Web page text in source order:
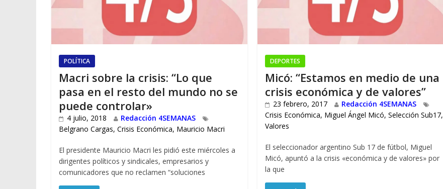
POLÍTICA
Macri sobre la crisis: “Lo que
pasa en el resto del mundo no se
puede controlar»
4 julio, 2018
Redacción 4SEMANAS
Belgrano Cargas, Crisis Económica, Mauricio Macri
El presidente Mauricio Macri les pidió este miércoles a
dirigentes políticos y sindicales, empresarios y
comunicadores que no reclamen “soluciones
DEPORTES
Micó: “Estamos en medio de una
crisis económica y de valores”
23 febrero, 2017
Redacción 4SEMANAS
Crisis Económica, Miguel Ángel Micó,Selección Sub17,
Valores
El seleccionador argentino Sub 17 de fútbol, Miguel
Micó, apuntó a la crisis «económica y de valores» por
la que